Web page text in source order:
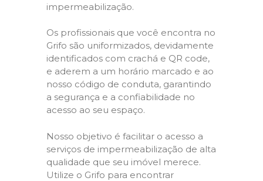
impermeabilização.
Os profissionais que você encontra no
Grifo são uniformizados, devidamente
identificados com crachá e QR code,
e aderem a um horário marcado e ao
nosso código de conduta, garantindo
a segurança e a confiabilidade no
acesso ao seu espaço.
Nosso objetivo é facilitar o acesso a
serviços de impermeabilização de alta
qualidade que seu imóvel merece.
Utilize o Grifo para encontrar